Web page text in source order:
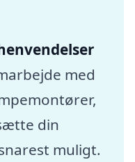
med
din
muligt.